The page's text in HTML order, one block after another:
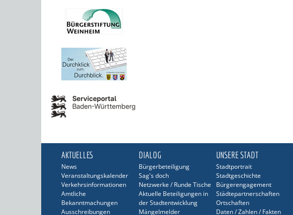
AKTUELLES
News
Veranstaltungskalender
Verkehrsinformationen
Amtliche
Bekanntmachungen
Ausschreibungen
DIALOG
Bürgerbeteiligung
Sag's doch
Netzwerke / Runde Tische
Aktuelle Beteiligungen in
der Stadtentwicklung
Mängelmelder
UNSERE STADT
Stadtportrait
Stadtgeschichte
Bürgerengagement
Städtepartnerschaften
Ortschaften
Daten / Zahlen / Fakten